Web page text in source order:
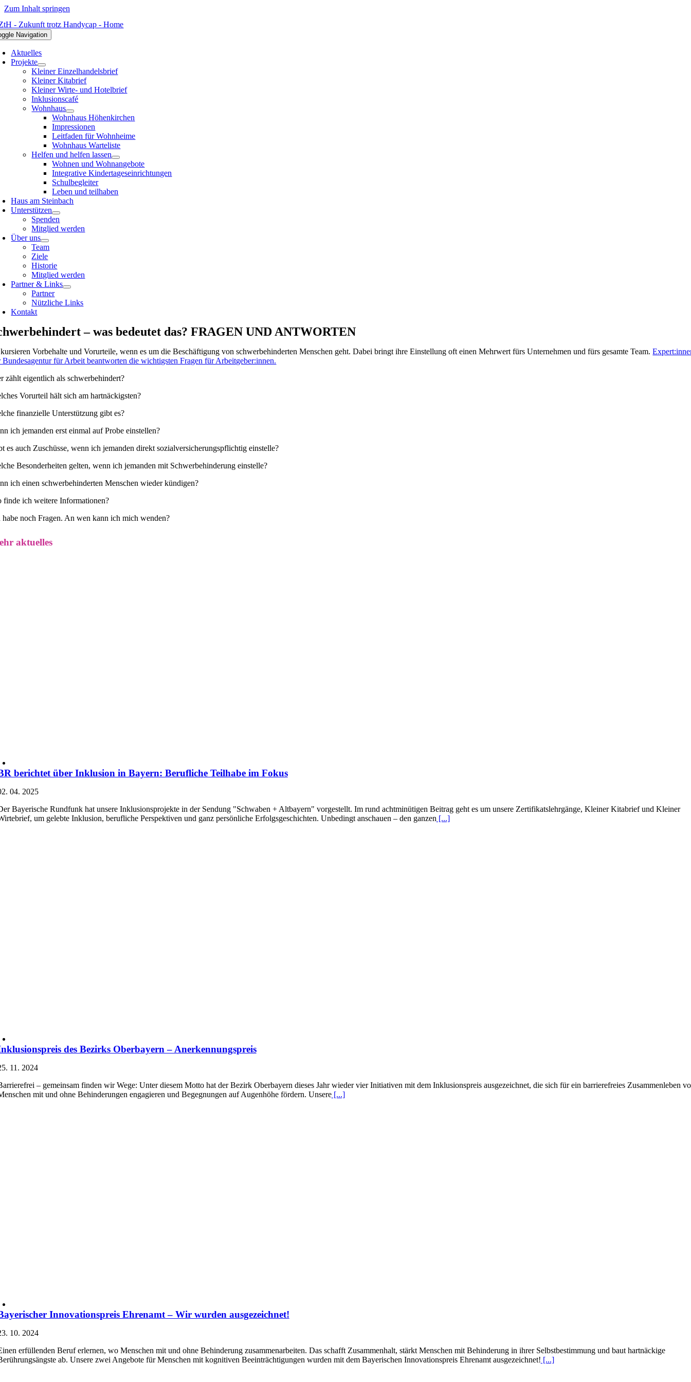
Zum Inhalt springen
Navigation
Aktuelles
Projekte
Kleiner Einzelhandelsbrief
Kleiner Kitabrief
Kleiner Wirte- und Hotelbrief
Inklusionscafé
Wohnhaus
Wohnhaus Höhenkirchen
Impressionen
Leitfaden für Wohnheime
Wohnhaus Warteliste
Helfen und helfen lassen
Wohnen und Wohnangebote
Integrative Kindertageseinrichtungen
Schulbegleiter
Leben und teilhaben
Haus am Steinbach
Unterstützen
Spenden
Mitglied werden
Über uns
Team
Ziele
Historie
Mitglied werden
Partner & Links
Partner
Nützliche Links
Kontakt
– was bedeutet das? FRAGEN UND ANTWORTEN
Vorbehalte und Vorurteile, wenn es um die Beschäftigung von schwerbehinderten Menschen geht. Dabei bringt ihre Einstellung oft einen Mehrwert fürs Unternehmen und fürs gesamte Team.
Bundesagentur für Arbeit beantworten die wichtigsten Fragen für Arbeitgeber:innen.
zählt eigentlich als schwerbehindert?
Vorurteil hält sich am hartnäckigsten?
finanzielle Unterstützung gibt es?
ich jemanden erst einmal auf Probe einstellen?
es auch Zuschüsse, wenn ich jemanden direkt sozialversicherungspflichtig einstelle?
Besonderheiten gelten, wenn ich jemanden mit Schwerbehinderung einstelle?
ich einen schwerbehinderten Menschen wieder kündigen?
finde ich weitere Informationen?
habe noch Fragen. An wen kann ich mich wenden?
aktuelles
berichtet über Inklusion in Bayern: Berufliche Teilhabe im Fokus
04. 2025
Bayerische Rundfunk hat unsere Inklusionsprojekte in der Sendung "Schwaben + Altbayern" vorgestellt. Im rund achtminütigen Beitrag geht es um unsere Zertifikatslehrgänge, Kleiner Kitabrief und Kleiner
um gelebte Inklusion, berufliche Perspektiven und ganz persönliche Erfolgsgeschichten. Unbedingt anschauen – den ganzen [...]
des Bezirks Oberbayern – Anerkennungspreis
11. 2024
– gemeinsam finden wir Wege: Unter diesem Motto hat der Bezirk Oberbayern dieses Jahr wieder vier Initiativen mit dem Inklusionspreis ausgezeichnet, die sich für ein barrierefreies Zusammenleben
mit und ohne Behinderungen engagieren und Begegnungen auf Augenhöhe fördern. Unsere[...]
Innovationspreis Ehrenamt – Wir wurden ausgezeichnet!
10. 2024
erfüllenden Beruf erlernen, wo Menschen mit und ohne Behinderung zusammenarbeiten. Das schafft Zusammenhalt, stärkt Menschen mit Behinderung in ihrer Selbstbestimmung und baut hartnäckige
ab. Unsere zwei Angebote für Menschen mit kognitiven Beeinträchtigungen wurden mit dem Bayerischen Innovationspreis Ehrenamt ausgezeichnet! [...]